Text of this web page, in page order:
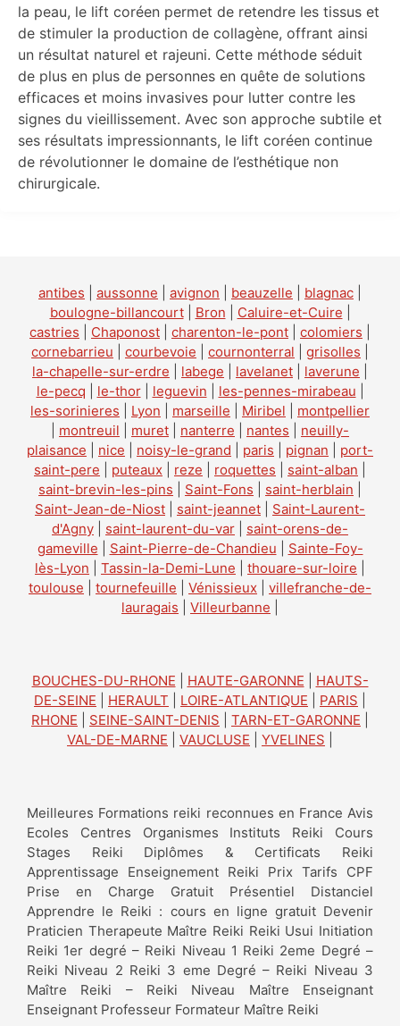
la peau, le lift coréen permet de retendre les tissus et
de stimuler la production de collagène, offrant ainsi
un résultat naturel et rajeuni. Cette méthode séduit
de plus en plus de personnes en quête de solutions
efficaces et moins invasives pour lutter contre les
signes du vieillissement. Avec son approche subtile et
ses résultats impressionnants, le lift coréen continue
de révolutionner le domaine de l’esthétique non
chirurgicale.
antibes aussonne avignon beauzelle blagnac
boulogne-billancourt| Bron Caluire-et-Cuire
castries
Chaponost charenton-le-pont colomiers
cornebarrieu
courbevoie cournonterral grisolles
la-chapelle-sur-erdre
labege lavelanet laverune
le-pecq
le-thor| leguevin les-pennes-mirabeau
les-sorinieres
Lyon marseille Miribel
montpellier
montreuil muret nanterre nantes
neuilly-
plaisance
nice noisy-le-grand paris pignan
port-
saint-pere
puteaux reze roquettes saint-alban
saint-brevin-les-pins
Saint-Fons saint-herblain
Saint-Jean-de-Niost
saint-jeannet
Saint-Laurent-
d'Agny
saint-laurent-du-var
saint-orens-de-
gameville
Saint-Pierre-de-Chandieu
Sainte-Foy-
lès-Lyon
Tassin-la-Demi-Lune thouare-sur-loire
toulouse
tournefeuille Vénissieux
villefranche-de-
lauragais
Villeurbanne
BOUCHES-DU-RHONE HAUTE-GARONNE
HAUTS-
DE-SEINE
HERAULT LOIRE-ATLANTIQUE PARIS
RHONE
SEINE-SAINT-DENIS TARN-ET-GARONNE
VAL-DE-MARNE
VAUCLUSE YVELINES
Meilleures Formations reiki reconnues en France Avis
Ecoles Centres Organismes Instituts Reiki Cours
Stages Reiki Diplômes & Certificats Reiki
Apprentissage Enseignement Reiki Prix Tarifs CPF
Prise en Charge Gratuit Présentiel Distanciel
Apprendre le Reiki : cours en ligne gratuit Devenir
Praticien Therapeute Maître Reiki Reiki Usui Initiation
Reiki 1er degré – Reiki Niveau 1 Reiki 2eme Degré –
Reiki Niveau 2 Reiki 3 eme Degré – Reiki Niveau 3
Maître Reiki – Reiki Niveau Maître Enseignant
Enseignant Professeur Formateur Maître Reiki